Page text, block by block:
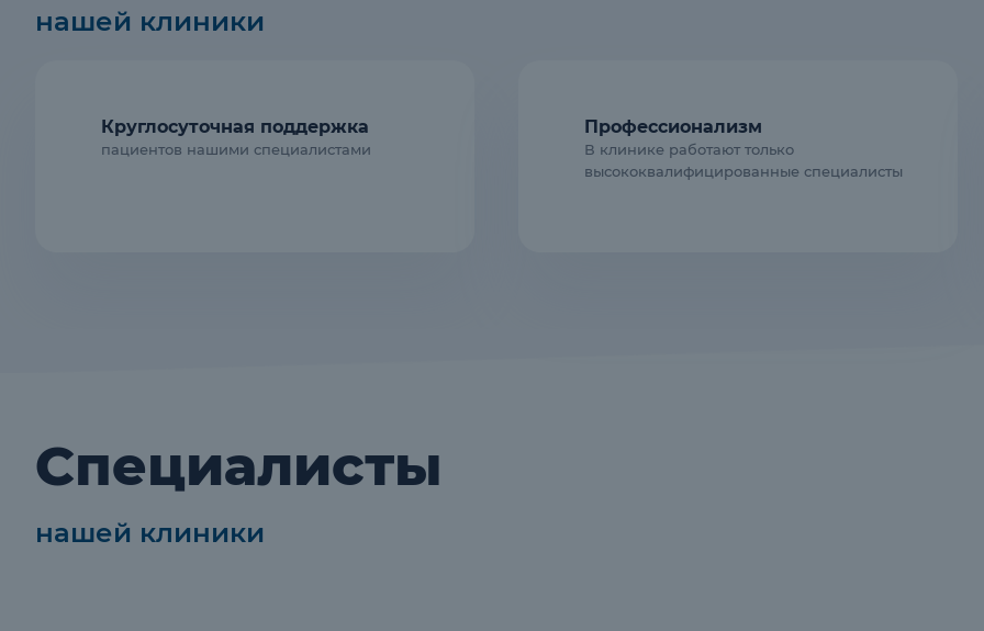
нашей клиники
Круглосуточная поддержка
пациентов нашими специалистами
Профессионализм
В клинике работают только
высококвалифицированные специалисты
Специалисты
нашей клиники